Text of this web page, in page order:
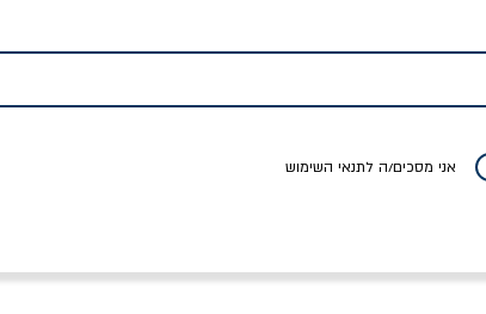
אני מסכים/ה לתנאי השימוש